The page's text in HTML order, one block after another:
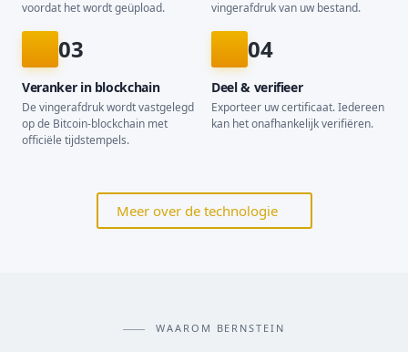
voordat het wordt geüpload. vingerafdruk van uw bestand.
03
Veranker in blockchain
De vingerafdruk wordt vastgelegd
op de Bitcoin-blockchain met
officiële tijdstempels.
04
Deel & verifieer
Exporteer uw certificaat. Iedereen
kan het onafhankelijk verifiëren.
Meer over de technologie
WAAROM BERNSTEIN